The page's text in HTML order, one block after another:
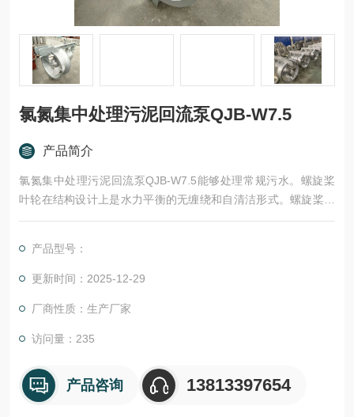
氯氮集中处理污泥回流泵QJB-W7.5
产品简介
氯氮集中处理污泥回流泵QJB-W7.5能够处理常规污水。螺旋桨
叶轮在结构设计上是水力平衡的无缠绕和自清洁形式。螺旋桨叶
轮精心地进行加工和表面处理，高速传递电机输出功率。
产品型号：
更新时间：2025-12-29
厂商性质：生产厂家
访问量：235
产品咨询 13813397654